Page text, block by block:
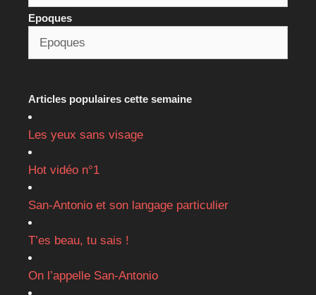
Epoques
Articles populaires cette semaine
Les yeux sans visage
Hot vidéo n°1
San-Antonio et son langage particulier
T’es beau, tu sais !
On l’appelle San-Antonio